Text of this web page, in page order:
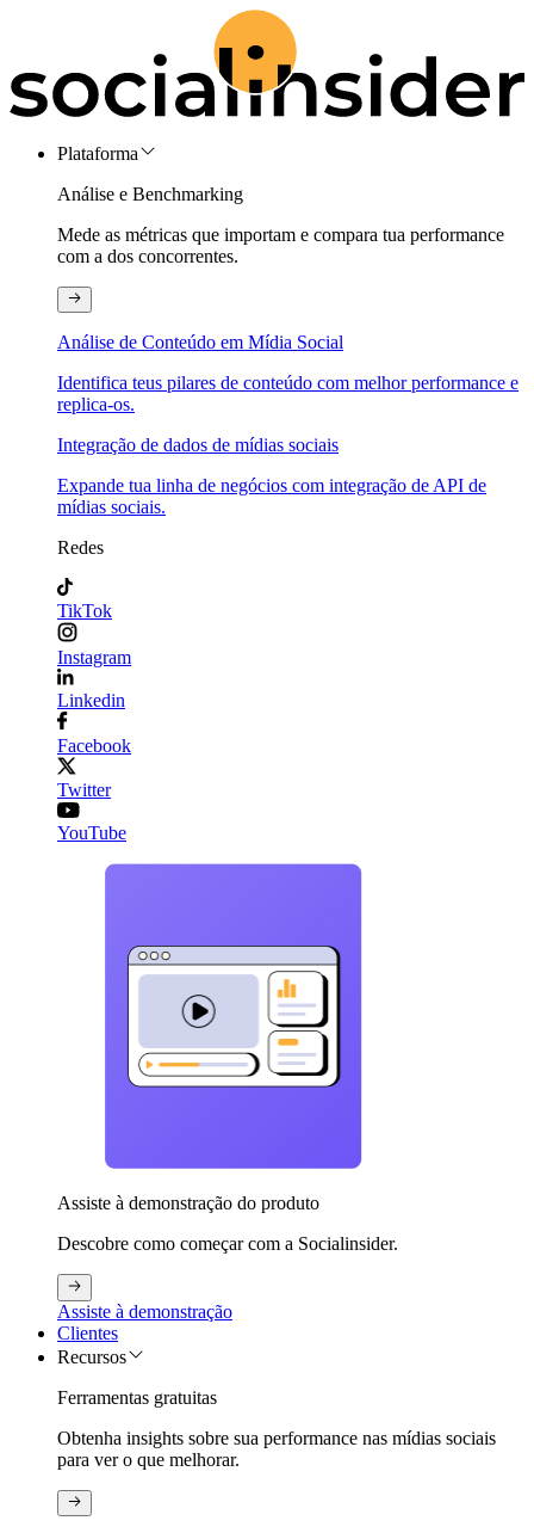
Plataforma
Análise e Benchmarking
Mede as métricas que importam e compara tua performance
com a dos concorrentes.
Análise de Conteúdo em Mídia Social
Identifica teus pilares de conteúdo com melhor performance e
replica-os.
Integração de dados de mídias sociais
Expande tua linha de negócios com integração de API de
mídias sociais.
Redes
TikTok
Instagram
Linkedin
Facebook
Twitter
YouTube
Assiste à demonstração do produto
Descobre como começar com a Socialinsider.
Assiste à demonstração
Clientes
Recursos
Ferramentas gratuitas
Obtenha insights sobre sua performance nas mídias sociais
para ver o que melhorar.